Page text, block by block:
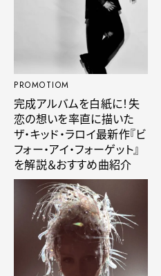
PROMOTIOM
完成アルバムを白紙に！失
恋の想いを率直に描いた
ザ・キッド・ラロイ最新作『ビ
フォー・アイ・フォーゲット』
を解説＆おすすめ曲紹介